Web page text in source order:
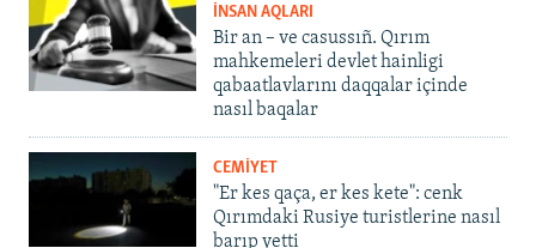
İNSAN AQLARI
Bir an – ve casussıñ. Qırım
mahkemeleri devlet hainligi
qabaatlavlarını daqqalar içinde
nasıl baqalar
CEMİYET
"Er kes qaça, er kes kete": cenk
Qırımdaki Rusiye turistlerine nasıl
barıp yetti